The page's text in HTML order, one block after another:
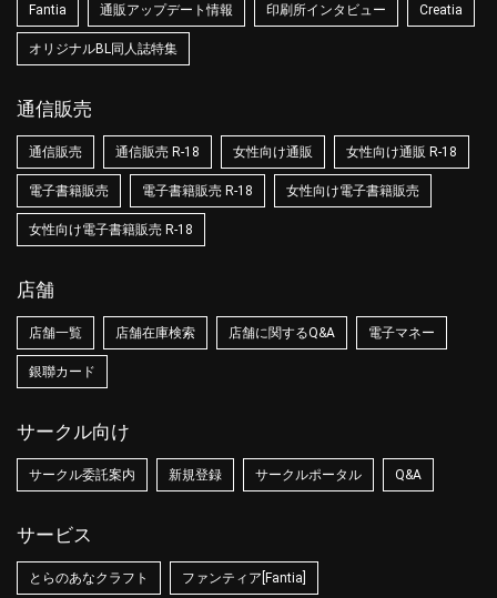
Fantia 通販アップデート情報 印刷所インタビュー Creatia
オリジナルBL同人誌特集
通信販売
通信販売 通信販売 R-18 女性向け通販 女性向け通販 R-18
電子書籍販売 電子書籍販売 R-18 女性向け電子書籍販売
女性向け電子書籍販売 R-18
店舗
店舗一覧 店舗在庫検索 店舗に関するQ&A 電子マネー
銀聯カード
サークル向け
サークル委託案内 新規登録 サークルポータル Q&A
サービス
とらのあなクラフト ファンティア[Fantia]